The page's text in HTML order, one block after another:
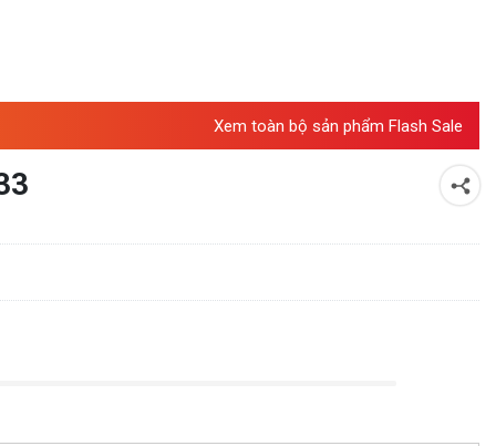
Xem toàn bộ sản phẩm Flash Sale